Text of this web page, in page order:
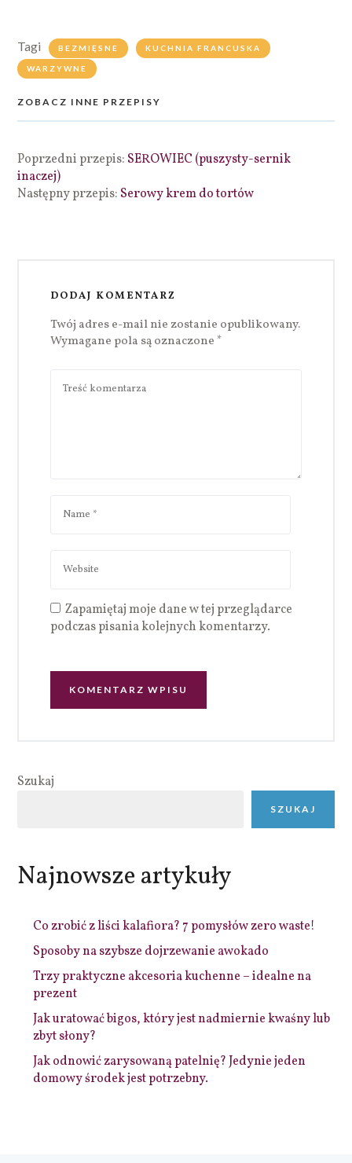
Tagi BEZMIĘSNE KUCHNIA FRANCUSKA
WARZYWNE
ZOBACZ INNE PRZEPISY
Poprzedni przepis: SEROWIEC (puszysty-sernik
inaczej)
Następny przepis: Serowy krem do tortów
DODAJ KOMENTARZ
Twój adres e-mail nie zostanie opublikowany.
Wymagane pola są oznaczone *
Zapamiętaj moje dane w tej przeglądarce
podczas pisania kolejnych komentarzy.
Szukaj
SZUKAJ
Najnowsze artykuły
Co zrobić z liści kalafiora? 7 pomysłów zero waste!
Sposoby na szybsze dojrzewanie awokado
Trzy praktyczne akcesoria kuchenne – idealne na
prezent
Jak uratować bigos, który jest nadmiernie kwaśny lub
zbyt słony?
Jak odnowić zarysowaną patelnię? Jedynie jeden
domowy środek jest potrzebny.